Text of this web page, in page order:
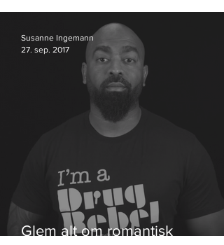
Anmeldelse af valgplakater
Glem alt om romantisk
Susanne Ingemann
27. sep. 2017